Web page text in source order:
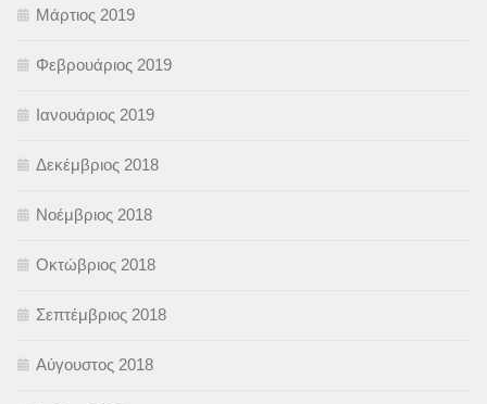
Μάρτιος 2019
Φεβρουάριος 2019
Ιανουάριος 2019
Δεκέμβριος 2018
Νοέμβριος 2018
Οκτώβριος 2018
Σεπτέμβριος 2018
Αύγουστος 2018